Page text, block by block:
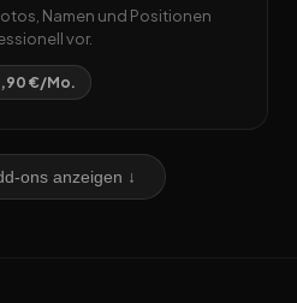
Namen und Positionen
vor.
€/Mo.
ons anzeigen ↓